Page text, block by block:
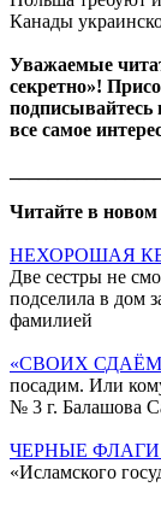
Канады
Уважаемые
секретно»!
все самое
Читайте в новом
НЕХОРОШАЯ
Две сестры не
подселила в дом
фамилией
«СВОИХ
посадим. Или
№ 3 г. Балашова
ЧЕРНЫЕ ФЛАГИ
«Исламского